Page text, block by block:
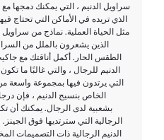
سراويل الدنيم ، التي يمكنك دمجها
الذي تريده في الأماكن التي تحتاج
مثل الحياة العملية. نماذج من
الذين يشعرون بالملل من
الطقس الحار. أكمل أناقتك مع
الدنيم للرجال ، والتي غالبًا ما
التي يرتدون فيها بمجموعة واسعة من
الخاص بنسيج الدنيم ، فإن
بشعبية لدى الرجال. يمكنك أن
الرجالية التي سترتديها فوق
الدنيم الرجالية ذات التصميمات